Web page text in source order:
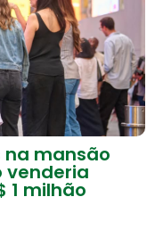
na mansão
venderia
1 milhão